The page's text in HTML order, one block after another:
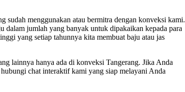
sudah menggunakan atau bermitra dengan konveksi kami.
dalam jumlah yang banyak untuk dipakaikan kepada para
yang setiap tahunnya kita membuat baju atau jas
lainnya hanya ada di konveksi Tangerang. Jika Anda
chat interaktif kami yang siap melayani Anda